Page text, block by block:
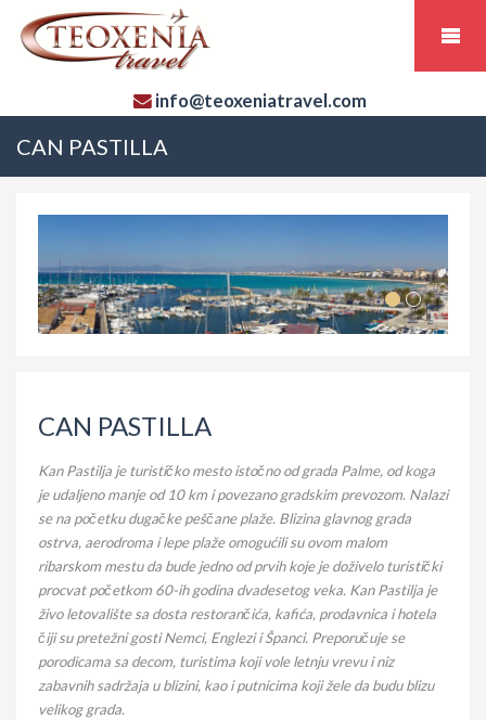
info@teoxeniatravel.com
CAN PASTILLA
CAN PASTILLA
Kan Pastilja je turističko mesto istočno od grada Palme, od koga
je udaljeno manje od 10 km i povezano gradskim prevozom. Nalazi
se na početku dugačke peščane plaže. Blizina glavnog grada
ostrva, aerodroma i lepe plaže omogućili su ovom malom
ribarskom mestu da bude jedno od prvih koje je doživelo turistički
procvat početkom 60-ih godina dvadesetog veka. Kan Pastilja je
živo letovalište sa dosta restorančića, kafića, prodavnica i hotela
čiji su pretežni gosti Nemci, Englezi i Španci. Preporučuje se
porodicama sa decom, turistima koji vole letnju vrevu i niz
zabavnih sadržaja u blizini, kao i putnicima koji žele da budu blizu
velikog grada.